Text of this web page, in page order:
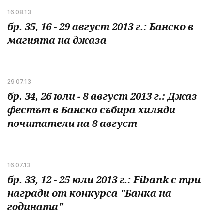
16.08.13
бр. 35, 16 - 29 август 2013 г.: Банско в
магията на джаза
29.07.13
бр. 34, 26 юли - 8 август 2013 г.: Джаз
фестът в Банско събира хиляди
почитатели на 8 август
16.07.13
бр. 33, 12 - 25 юли 2013 г.: Fibank с три
награди от конкурса "Банка на
годината"